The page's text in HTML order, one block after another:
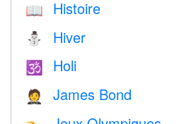
📖 Histoire
⛄ Hiver
🕉 Holi
🤵 James Bond